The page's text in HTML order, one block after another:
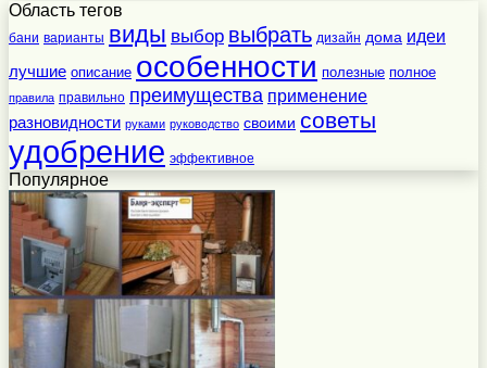
Область тегов
бани варианты виды выбор выбрать дизайн дома идеи
лучшие описание особенности полезные полное
правила правильно преимущества применение
разновидности руками руководство своими советы
удобрение эффективное
Популярное